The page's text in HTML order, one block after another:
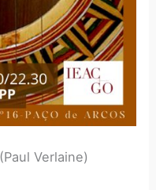
Verlaine)